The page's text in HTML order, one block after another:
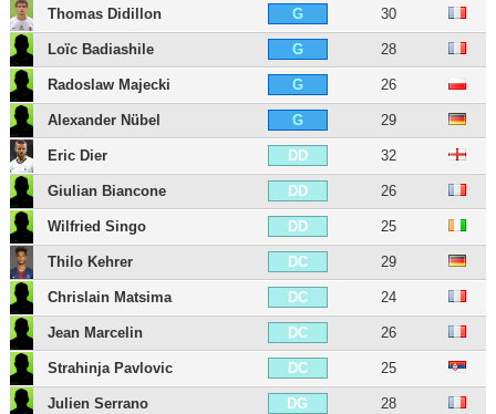
Thomas Didillon
G 30
Loïc Badiashile G 28
Radoslaw Majecki G 26
Alexander Nübel G 29
Eric Dier DD 32
Giulian Biancone DD 26
Wilfried Singo DD 25
Thilo Kehrer DC 29
Chrislain Matsima DC 24
Jean Marcelin DC 26
Strahinja Pavlovic DC 25
Julien Serrano DG 28